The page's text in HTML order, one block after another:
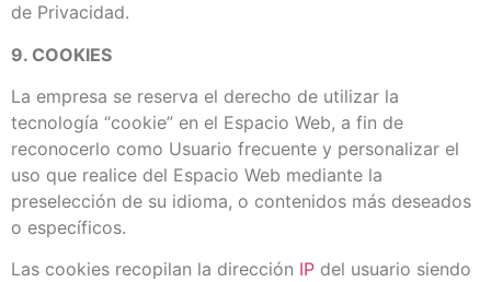
de Privacidad.
9. COOKIES
La empresa se reserva el derecho de utilizar la
tecnología “cookie” en el Espacio Web, a fin de
reconocerlo como Usuario frecuente y personalizar el
uso que realice del Espacio Web mediante la
preselección de su idioma, o contenidos más deseados
o específicos.
Las cookies recopilan la dirección IP del usuario siendo